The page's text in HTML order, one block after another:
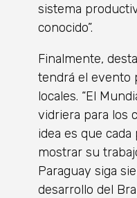
sistema
conocido”.
Finalmente,
tendrá el evento
locales. “El
vidriera para los
idea es que
mostrar su
Paraguay siga
desarrollo del